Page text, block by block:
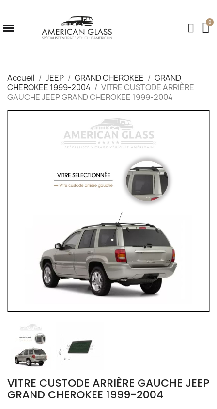
Accueil JEEP GRAND CHEROKEE
GRAND
CHEROKEE 1999-2004
VITRE CUSTODE ARRIÈRE
GAUCHE JEEP GRAND CHEROKEE 1999-2004
VITRE CUSTODE ARRIÈRE GAUCHE JEEP
GRAND CHEROKEE 1999-2004